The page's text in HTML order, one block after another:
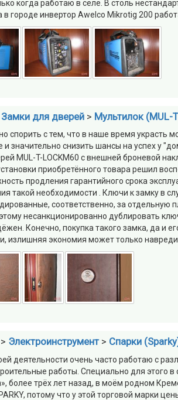
когда работаю в селе. В столь
в городе инвертор Awelco Mikrotig 200
Замки для дверей> Мультилок (MUL-
спорить с тем, что в наше время украсть
значительно снизить шансы на успех у
MUL-T-LOCKМ60 с внешней броневой
приобретённого товара решил
продления гарантийного срока
такой необходимости . Ключи к замку в
соответственно, за отдельную
несанкционированно дублировать
Конечно, покупка такого замка, да и
излишняя экономия может только
Электроинструмент> Спарки
деятельности очень часто работаю с
работы. Специально для этого
более трёх лет назад, в моём родном
потому что у этой торговой марки